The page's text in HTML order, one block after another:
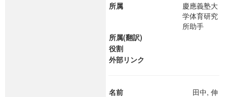
所属
慶應義塾大
学体育研究
所助手
所属(翻訳)
役割
外部リンク
名前
田中, 伸